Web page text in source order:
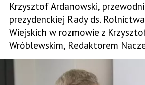
Krzysztof Ardanowski,
prezydenckiej Rady ds.
Wiejskich w rozmowie z
Wróblewskim, Redaktorem